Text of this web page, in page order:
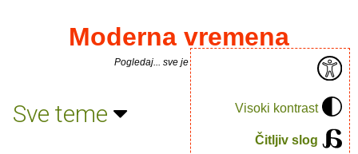
Visoki kontrast
Čitljiv slog
Moderna vremena
Pogledaj... sve je puno knjiga.
Sve teme